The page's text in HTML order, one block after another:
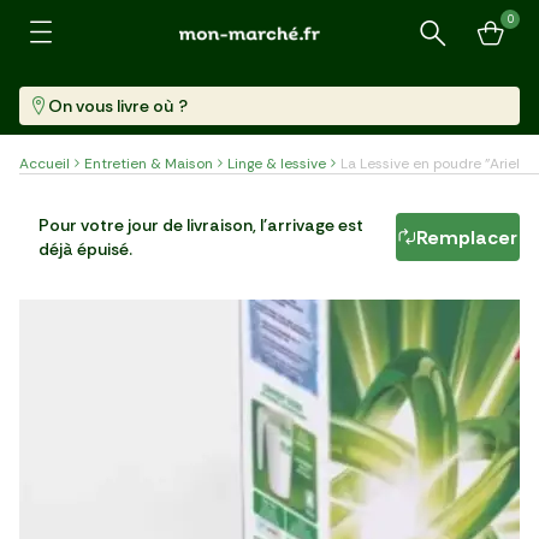
Recherche
0
On vous livre où ?
Accueil Entretien & Maison Linge & lessive La Lessive en poudre "Ariel"
Pièce (2,535 L)
Pour votre jour de livraison, l'arrivage est
déjà épuisé.
Remplacer